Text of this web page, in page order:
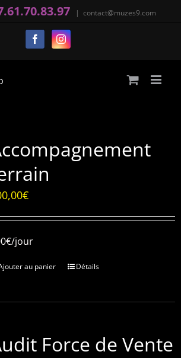
| contact@muzes9.com
FacebookInstagram
€
jour
au panier Détails
Force de Vente